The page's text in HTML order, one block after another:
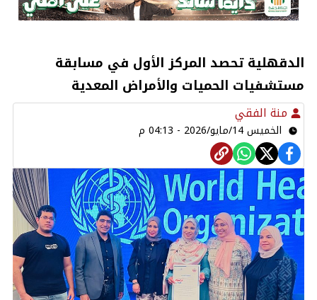
الدقهلية تحصد المركز الأول في مسابقة
مستشفيات الحميات والأمراض المعدية
منة الفقي
الخميس 14/مايو/2026 - 04:13 م